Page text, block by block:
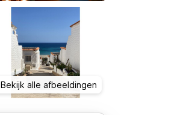
Bekijk alle afbeeldingen